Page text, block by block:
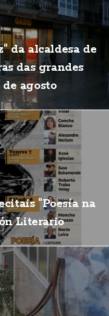
da alcaldesa de
das grandes
agosto
"Poesía na
Literario